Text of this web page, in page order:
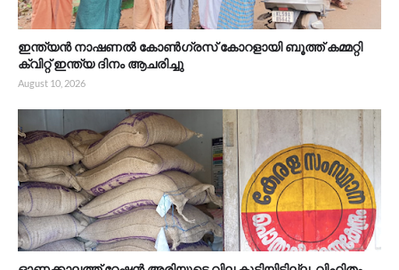
ഇന്ത്യൻ നാഷണൽ കോൺഗ്രസ് കോറളായി ബൂത്ത് കമ്മറ്റി
ക്വിറ്റ് ഇന്ത്യ ദിനം ആചരിച്ചു
August 10, 2026